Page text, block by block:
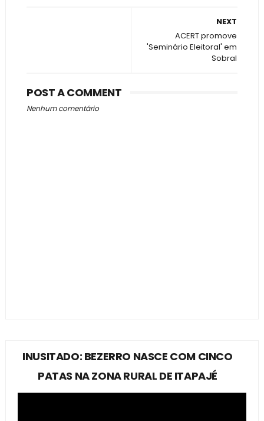
NEXT
ACERT promove
'Seminário Eleitoral' em
Sobral
POST A COMMENT
Nenhum comentário
INUSITADO: BEZERRO NASCE COM CINCO
PATAS NA ZONA RURAL DE ITAPAJÉ